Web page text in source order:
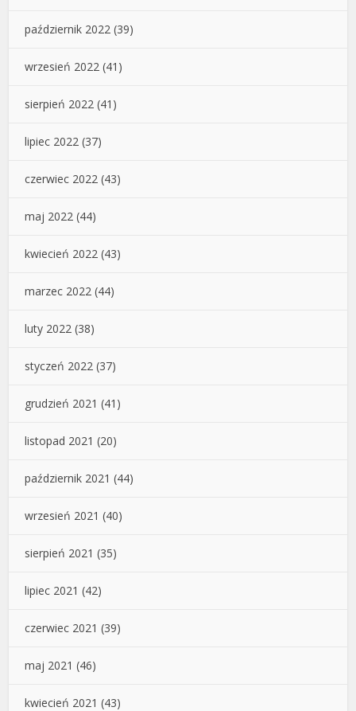
październik 2022 (39)
wrzesień 2022 (41)
sierpień 2022 (41)
lipiec 2022 (37)
czerwiec 2022 (43)
maj 2022 (44)
kwiecień 2022 (43)
marzec 2022 (44)
luty 2022 (38)
styczeń 2022 (37)
grudzień 2021 (41)
listopad 2021 (20)
październik 2021 (44)
wrzesień 2021 (40)
sierpień 2021 (35)
lipiec 2021 (42)
czerwiec 2021 (39)
maj 2021 (46)
kwiecień 2021 (43)